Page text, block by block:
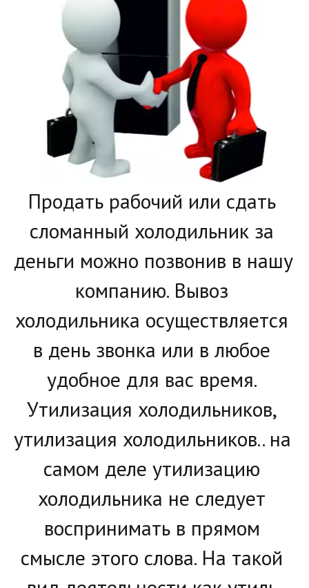
­Продать рабочий или сдать
сломанный холодильник за
деньги можно позвонив в нашу
компанию. Вывоз
холодильника осуществляется
в день звонка или в любое
удобное для вас время.
Утилизация холодильников,
утилизация холодильников.. на
самом деле утилизацию
холодильника не следует
воспринимать в прямом
смысле этого слова. На такой